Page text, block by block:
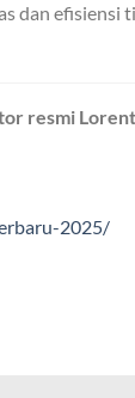
dan efisiensi
resmi
2025/